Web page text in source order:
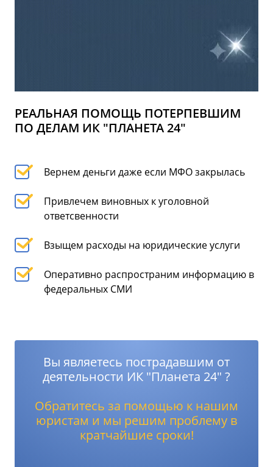
РЕАЛЬНАЯ ПОМОЩЬ ПОТЕРПЕВШИМ
ПО ДЕЛАМ ИК "ПЛАНЕТА 24"
Вернем деньги даже если МФО закрылась
Привлечем виновных к уголовной
ответсвенности
Взыщем расходы на юридические услуги
Оперативно распространим информацию в
федеральных СМИ
Вы являетесь пострадавшим от
деятельности ИК "Планета 24" ?
Обратитесь за помощью к нашим
юристам и мы решим проблему в
кратчайшие сроки!